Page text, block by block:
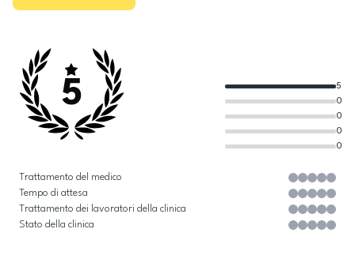
5
0
0
0
0
5
Trattamento del medico
Tempo di attesa
Trattamento dei lavoratori della clinica
Stato della clinica